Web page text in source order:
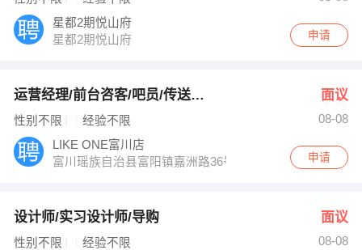
星都2期悦山府
星都2期悦山府
申请
运营经理/前台咨客/吧员/传送等等 面议
性别不限 经验不限
08-08
LIKE ONE富川店
富川瑶族自治县富阳镇嘉洲路36号(瑶王府内)
申请
设计师/实习设计师/导购 面议
性别不限 经验不限
08-08